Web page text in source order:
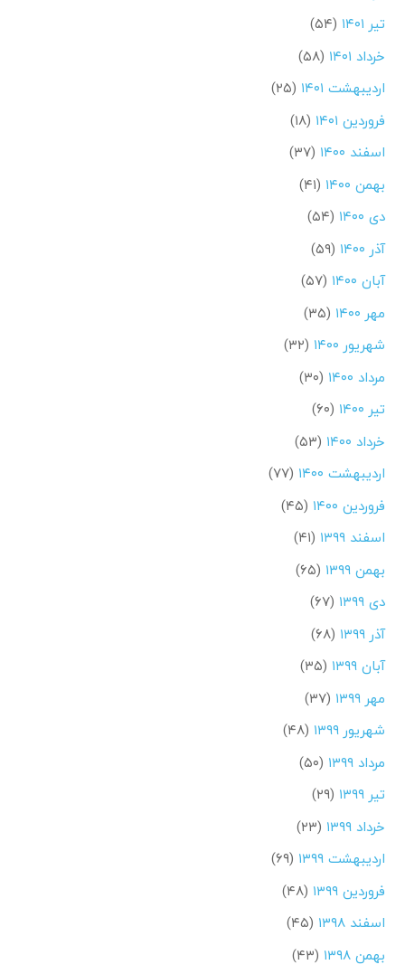
تیر ۱۴۰۱
(۵۴)
خرداد ۱۴۰۱
(۵۸)
اردیبهشت ۱۴۰۱
(۲۵)
فروردین ۱۴۰۱
(۱۸)
اسفند ۱۴۰۰
(۳۷)
بهمن ۱۴۰۰
(۴۱)
دی ۱۴۰۰
(۵۴)
آذر ۱۴۰۰
(۵۹)
آبان ۱۴۰۰
(۵۷)
مهر ۱۴۰۰
(۳۵)
شهریور ۱۴۰۰
(۳۲)
مرداد ۱۴۰۰
(۳۰)
تیر ۱۴۰۰
(۶۰)
خرداد ۱۴۰۰
(۵۳)
اردیبهشت ۱۴۰۰
(۷۷)
فروردین ۱۴۰۰
(۴۵)
اسفند ۱۳۹۹
(۴۱)
بهمن ۱۳۹۹
(۶۵)
دی ۱۳۹۹
(۶۷)
آذر ۱۳۹۹
(۶۸)
آبان ۱۳۹۹
(۳۵)
مهر ۱۳۹۹
(۳۷)
شهریور ۱۳۹۹
(۴۸)
مرداد ۱۳۹۹
(۵۰)
تیر ۱۳۹۹
(۲۹)
خرداد ۱۳۹۹
(۲۳)
اردیبهشت ۱۳۹۹
(۶۹)
فروردین ۱۳۹۹
(۴۸)
اسفند ۱۳۹۸
(۴۵)
بهمن ۱۳۹۸
(۴۳)